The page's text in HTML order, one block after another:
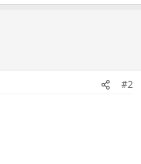
#2